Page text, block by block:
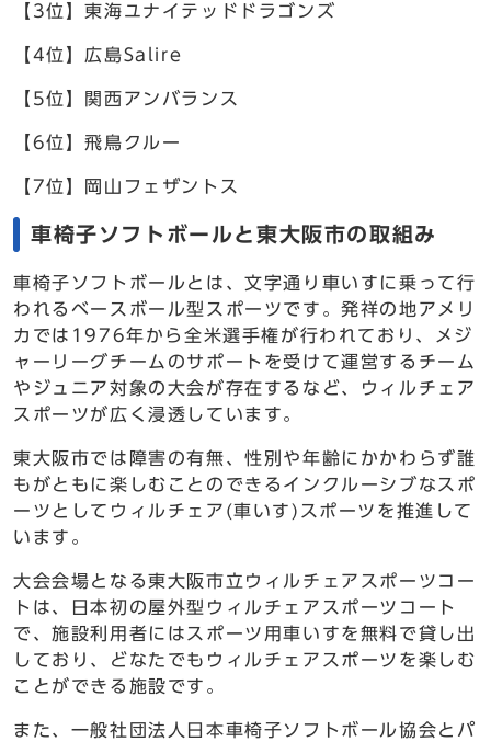
【3位】東海ユナイテッドドラゴンズ
【4位】広島Salire
【5位】関西アンバランス
【6位】飛鳥クルー
【7位】岡山フェザントス
車椅子ソフトボールと東大阪市の取組み
車椅子ソフトボールとは、文字通り車いすに乗って行
われるベースボール型スポーツです。発祥の地アメリ
カでは1976年から全米選手権が行われており、メジ
ャーリーグチームのサポートを受けて運営するチーム
やジュニア対象の大会が存在するなど、ウィルチェア
スポーツが広く浸透しています。
東大阪市では障害の有無、性別や年齢にかかわらず誰
もがともに楽しむことのできるインクルーシブなスポ
ーツとしてウィルチェア(車いす)スポーツを推進して
います。
大会会場となる東大阪市立ウィルチェアスポーツコー
トは、日本初の屋外型ウィルチェアスポーツコート
で、施設利用者にはスポーツ用車いすを無料で貸し出
しており、どなたでもウィルチェアスポーツを楽しむ
ことができる施設です。
また、一般社団法人日本車椅子ソフトボール協会とパ